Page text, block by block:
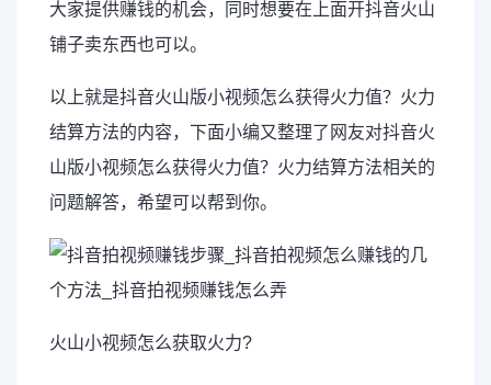
大家提供赚钱的机会，同时想要在上面开抖音火山
铺子卖东西也可以。
以上就是抖音火山版小视频怎么获得火力值？火力
结算方法的内容，下面小编又整理了网友对抖音火
山版小视频怎么获得火力值？火力结算方法相关的
问题解答，希望可以帮到你。
火山小视频怎么获取火力?